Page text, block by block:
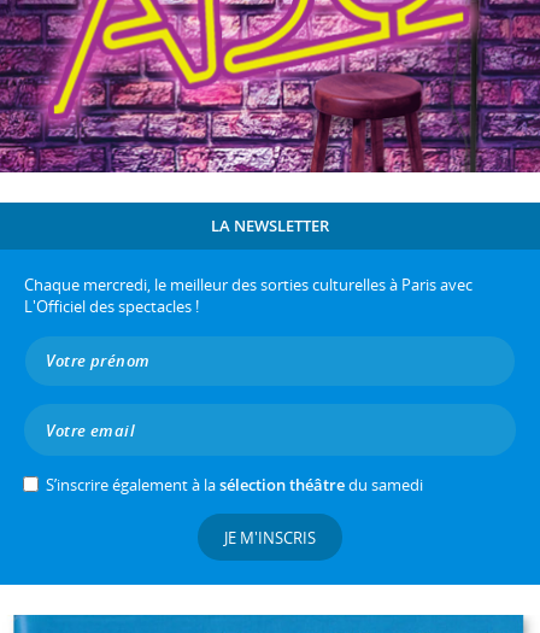
LA NEWSLETTER
Chaque mercredi, le meilleur des sorties culturelles à Paris avec
L'Officiel des spectacles !
S’inscrire également à lasélection théâtredu samedi
JE M'INSCRIS